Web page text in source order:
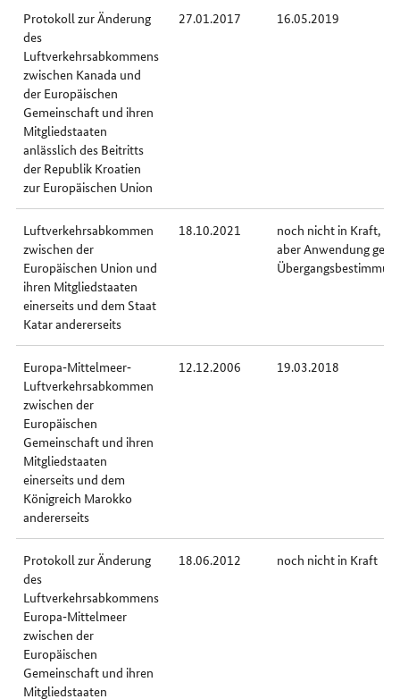
Protokoll zur Änderung
des
Luftverkehrsabkommens
zwischen Kanada und
der Europäischen
Gemeinschaft und ihren
Mitgliedstaaten
anlässlich des Beitritts
der Republik Kroatien
zur Europäischen Union
27.01.2017 16.05.2019
Luftverkehrsabkommen
zwischen der
Europäischen Union und
ihren Mitgliedstaaten
einerseits und dem Staat
Katar andererseits
18.10.2021
noch nicht in Kraft,
aber Anwendung
Europa‐Mittelmeer‐
Luftverkehrsabkommen
zwischen der
Europäischen
Gemeinschaft und ihren
Mitgliedstaaten
einerseits und dem
Königreich Marokko
andererseits
12.12.2006 19.03.2018
Protokoll zur Änderung
des
Luftverkehrsabkommens
Europa‐Mittelmeer
zwischen der
Europäischen
Gemeinschaft und ihren
Mitgliedstaaten
18.06.2012 noch nicht in Kraft